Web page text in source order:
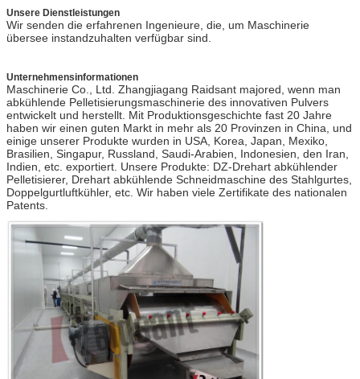
Unsere Dienstleistungen
Wir senden die erfahrenen Ingenieure, die, um Maschinerie
übersee instandzuhalten verfügbar sind.
Unternehmensinformationen
Maschinerie Co., Ltd. Zhangjiagang Raidsant majored, wenn man
abkühlende Pelletisierungsmaschinerie des innovativen Pulvers
entwickelt und herstellt. Mit Produktionsgeschichte fast 20 Jahre
haben wir einen guten Markt in mehr als 20 Provinzen in China, und
einige unserer Produkte wurden in USA, Korea, Japan, Mexiko,
Brasilien, Singapur, Russland, Saudi-Arabien, Indonesien, den Iran,
Indien, etc. exportiert. Unsere Produkte: DZ-Drehart abkühlender
Pelletisierer, Drehart abkühlende Schneidmaschine des Stahlgurtes,
Doppelgurtluftkühler, etc. Wir haben viele Zertifikate des nationalen
Patents.